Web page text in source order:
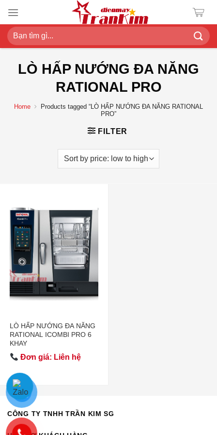
đến
nội
dung
Search
for:
LÒ HẤP NƯỚNG ĐA NĂNG
RATIONAL PRO
Home
Products tagged “LÒ HẤP NƯỚNG ĐA NĂNG RATIONAL
PRO”
FILTER
LÒ HẤP NƯỚNG ĐA NĂNG
RATIONAL ICOMBI PRO 6
KHAY
Đơn giá: Liên hệ
CÔNG TY TNHH TRẦN KIM SG